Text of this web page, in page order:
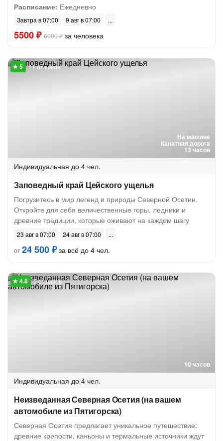
Расписание: Ежедневно
Завтра в 07:00 9 авг в 07:00
5500 ₽ 6000 ₽ за человека
На машине
Канатная дорога
13 часов
11 отзывов
Индивидуальная до 4 чел.
Заповедный край Цейского ущелья
Погрузитесь в мир легенд и природы Северной Осетии.
Откройте для себя величественные горы, ледники и
древние традиции, которые оживают на каждом шагу
23 авг в 07:00
24 авг в 07:00
от24 500 ₽за всё до 4 чел.
10 часов
7 отзывов
Индивидуальная до 4 чел.
Неизведанная Северная Осетия (на вашем
автомобиле из Пятигорска)
Северная Осетия предлагает уникальное путешествие:
древние крепости, каньоны и термальные источники ждут